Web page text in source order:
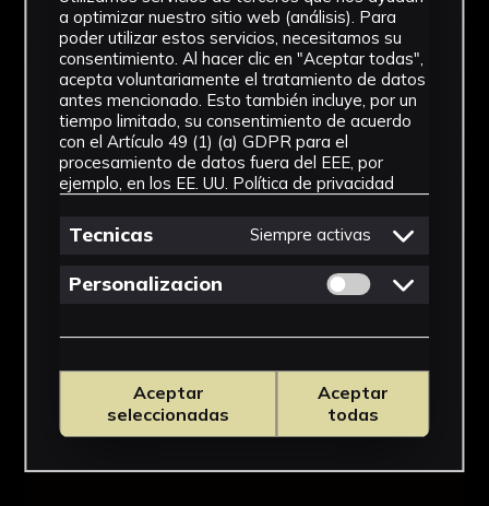
a optimizar nuestro sitio web (análisis). Para
poder utilizar estos servicios, necesitamos su
consentimiento. Al hacer clic en "Aceptar todas",
acepta voluntariamente el tratamiento de datos
antes mencionado. Esto también incluye, por un
tiempo limitado, su consentimiento de acuerdo
con el Artículo 49 (1) (a) GDPR para el
procesamiento de datos fuera del EEE, por
ejemplo, en los EE. UU. Política de privacidad
Tecnicas Siempre activas
Personalizacion Permitir cookies
Aceptar
seleccionadas
Aceptar
todas